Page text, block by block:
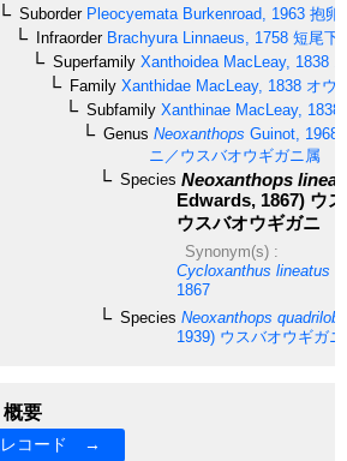
SuborderPleocyemata Burkenroad, 1963 抱卵
InfraorderBrachyura Linnaeus, 1758 短尾下
Superfamily Xanthoidea MacLeay, 1838
Family Xanthidae MacLeay, 1838 オウ
Subfamily Xanthinae MacLeay, 1838
Genus Neoxanthops Guinot, 1968
ニ／ウスバオウギガニ属
Species Neoxanthops
Edwards, 1867) ウ
ウスバオウギガニ
Synonym(s) :
Cycloxanthus lineatus
1867
Species Neoxanthops
1939) ウスバオウギガ
要
レコード →